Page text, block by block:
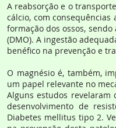
A reabsorção e o
cálcio, com
formação dos ossos,
(DMO). A ingestão
benéfico na prevenção e
O magnésio é, também,
um papel relevante no
Alguns estudos revelaram
desenvolvimento de
Diabetes mellitus tipo 2.